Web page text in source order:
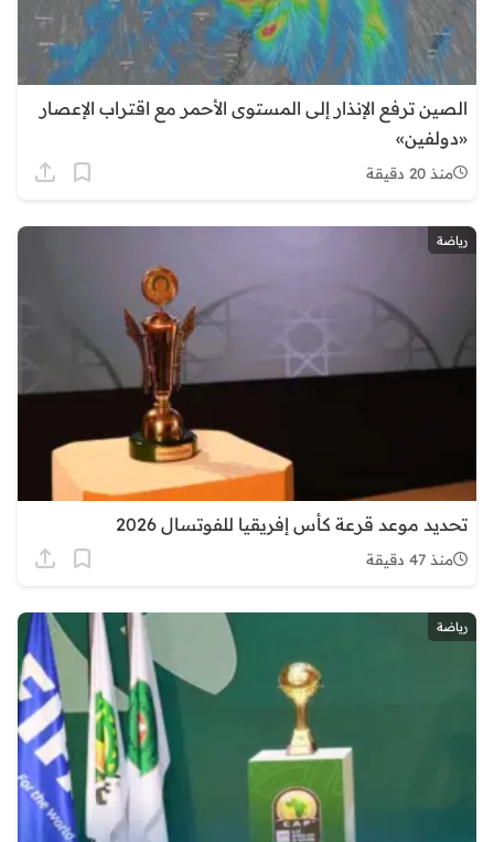
الصين ترفع الإنذار إلى المستوى الأحمر مع اقتراب الإعصار
«دولفين»
منذ 20 دقيقة
رياضة
تحديد موعد قرعة كأس إفريقيا للفوتسال 2026
منذ 47 دقيقة
رياضة